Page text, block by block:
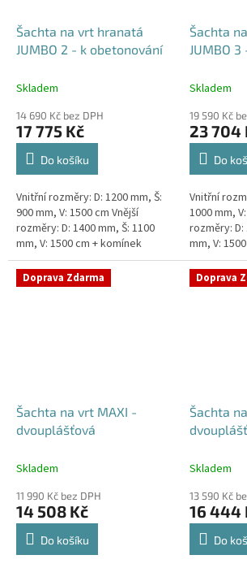
Šachta na vrt hranatá
JUMBO 2 - k obetonování
Skladem
14 690 Kč bez DPH
17 775 Kč
Do košíku
Vnitřní rozměry: D: 1200 mm, Š:
900 mm, V: 1500 cm Vnější
rozměry: D: 1400 mm, Š: 1100
mm, V: 1500 cm + komínek
Šachta na vrt k obetonování -
vhodná pod parkovací...
Šachta
JUMBO
Skladem
19 590 Kč
23 704
Do
Vnitřní
1000 mm,
rozměry: D:
mm, V:
Šachta na
vhodná
Doprava Zdarma
Šachta na vrt MAXI -
dvouplášťová
Skladem
11 990 Kč bez DPH
14 508 Kč
Do košíku
Doprava
Šachta
Skladem
13 590 Kč
16 444
Do